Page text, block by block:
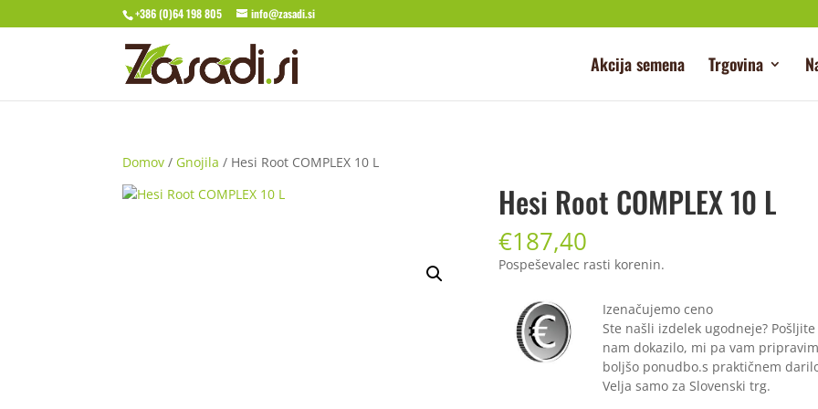
+386 (0)64 198 805 info@zasadi.si
Akcija semena Trgovina
Domov / Gnojila / Hesi Root COMPLEX 10 L
Hesi Root COMPLEX 10 L
€187,40
Pospeševalec rasti korenin.
Izenačujemo ceno
Ste našli izdelek ugodneje? Pošljite
nam dokazilo, mi pa vam
boljšo ponudbo.s praktičnem
Velja samo za Slovenski trg.